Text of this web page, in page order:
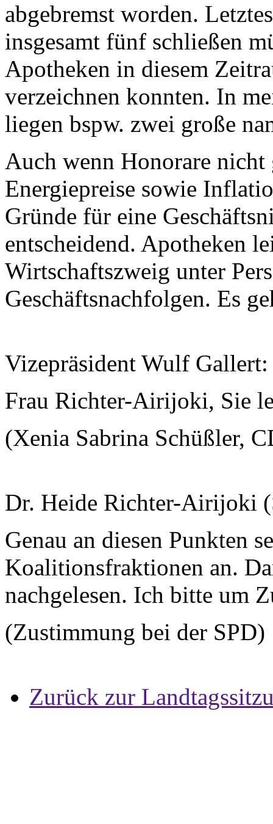
abgebremst worden.
insgesamt fünf schließen
Apotheken in diesem
verzeichnen konnten. In
liegen bspw. zwei große
Auch wenn Honorare nicht
Energiepreise sowie
Gründe für eine
entscheidend. Apotheken
Wirtschaftszweig unter
Geschäftsnachfolgen. Es
Vizepräsident Wulf
Frau Richter-Airijoki, Sie
(Xenia Sabrina Schüßler,
Dr. Heide Richter-Airijoki
Genau an diesen Punkten
Koalitionsfraktionen an.
nachgelesen. Ich bitte um
(Zustimmung bei der SPD)
Zurück zur